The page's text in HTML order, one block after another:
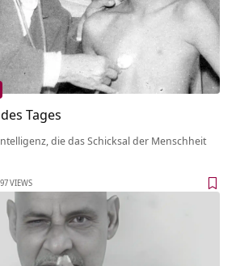
Tages
die das Schicksal der Menschheit
VIEWS